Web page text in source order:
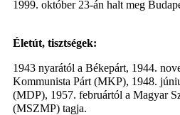
1999. október 23-án halt meg
Életút, tisztségek:
1943 nyarától a Békepárt, 1944.
Kommunista Párt (MKP), 1948.
(MDP), 1957. februártól a Magyar
(MSZMP) tagja.